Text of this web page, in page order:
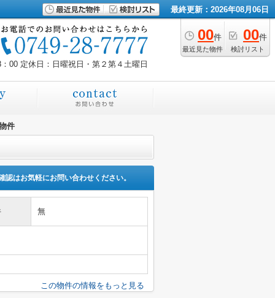
最終更新：2026年08月06日
00件
最近見た物件
00件
検討リスト
00 定休日：日曜祝日・第２第４土曜日
件
認はお気軽にお問い合わせください。
無
この物件の情報をもっと見る